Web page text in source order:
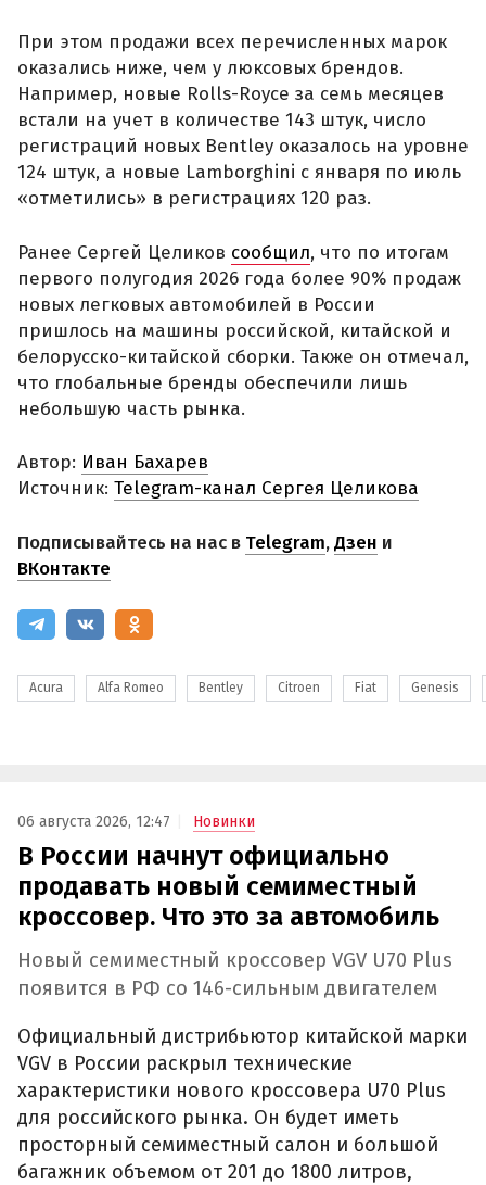
При этом продажи всех перечисленных марок
оказались ниже, чем у люксовых брендов.
Например, новые Rolls-Royce за семь месяцев
встали на учет в количестве 143 штук, число
регистраций новых Bentley оказалось на уровне
124 штук, а новые Lamborghini с января по июль
«отметились» в регистрациях 120 раз.
Ранее Сергей Целиков сообщил, что по итогам
первого полугодия 2026 года более 90% продаж
новых легковых автомобилей в России
пришлось на машины российской, китайской и
белорусско-китайской сборки. Также он отмечал,
что глобальные бренды обеспечили лишь
небольшую часть рынка.
Автор: Иван Бахарев
Источник: Telegram-канал Сергея Целикова
Подписывайтесь на нас в Telegram,Дзен и
ВКонтакте
Acura Alfa Romeo Bentley Citroen Fiat Genesis
06 августа 2026, 12:47 Новинки
В России начнут официально
продавать новый семиместный
кроссовер. Что это за автомобиль
Новый семиместный кроссовер VGV U70 Plus
появится в РФ со 146-сильным двигателем
Официальный дистрибьютор китайской марки
VGV в России раскрыл технические
характеристики нового кроссовера U70 Plus
для российского рынка. Он будет иметь
просторный семиместный салон и большой
багажник объемом от 201 до 1800 литров,